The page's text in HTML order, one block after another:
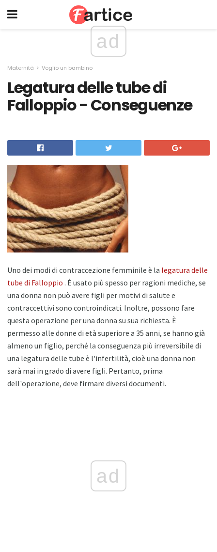
ad
Maternità Voglio un bambino
Legatura delle tube di
Falloppio - Conseguenze
Uno dei modi di contraccezione femminile è la legatura delle
tube di Falloppio . È usato più spesso per ragioni mediche, se
una donna non può avere figli per motivi di salute e
contraccettivi sono controindicati. Inoltre, possono fare
questa operazione per una donna su sua richiesta. È
permesso alle donne di età superiore a 35 anni, se hanno già
almeno un figlio, perché la conseguenza più irreversibile di
una legatura delle tube è l'infertilità, cioè una donna non
sarà mai in grado di avere figli. Pertanto, prima
dell'operazione, deve firmare diversi documenti.
ad